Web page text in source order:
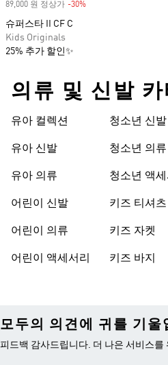
89,000 원 정상가 -30%
슈퍼스타 II CF C
Kids Originals
25% 추가 할인✨
의류 및 신발 카
유아 컬렉션
유아 신발
유아 의류
어린이 신발
어린이 의류
어린이 액세서리
청소년 신발
청소년 의류
청소년 액세
키즈 티셔츠
키즈 자켓
키즈 바지
모두의 의견에 귀를 기울
피드백 감사드립니다. 더 나은 서비스를